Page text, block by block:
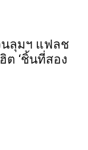
นลุมฯ แฟลช
‘ชิ้นที่สอง